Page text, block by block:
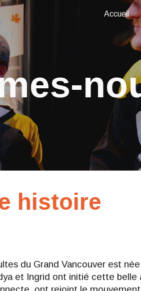
Skip to
Accueil
histoire
du Grand Vancouver est
et Ingrid ont initié cette